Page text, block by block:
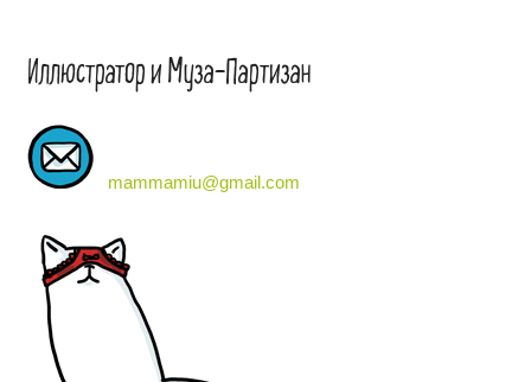
Иллюстратор и Муза-Партизан
mammamiu@gmail.com